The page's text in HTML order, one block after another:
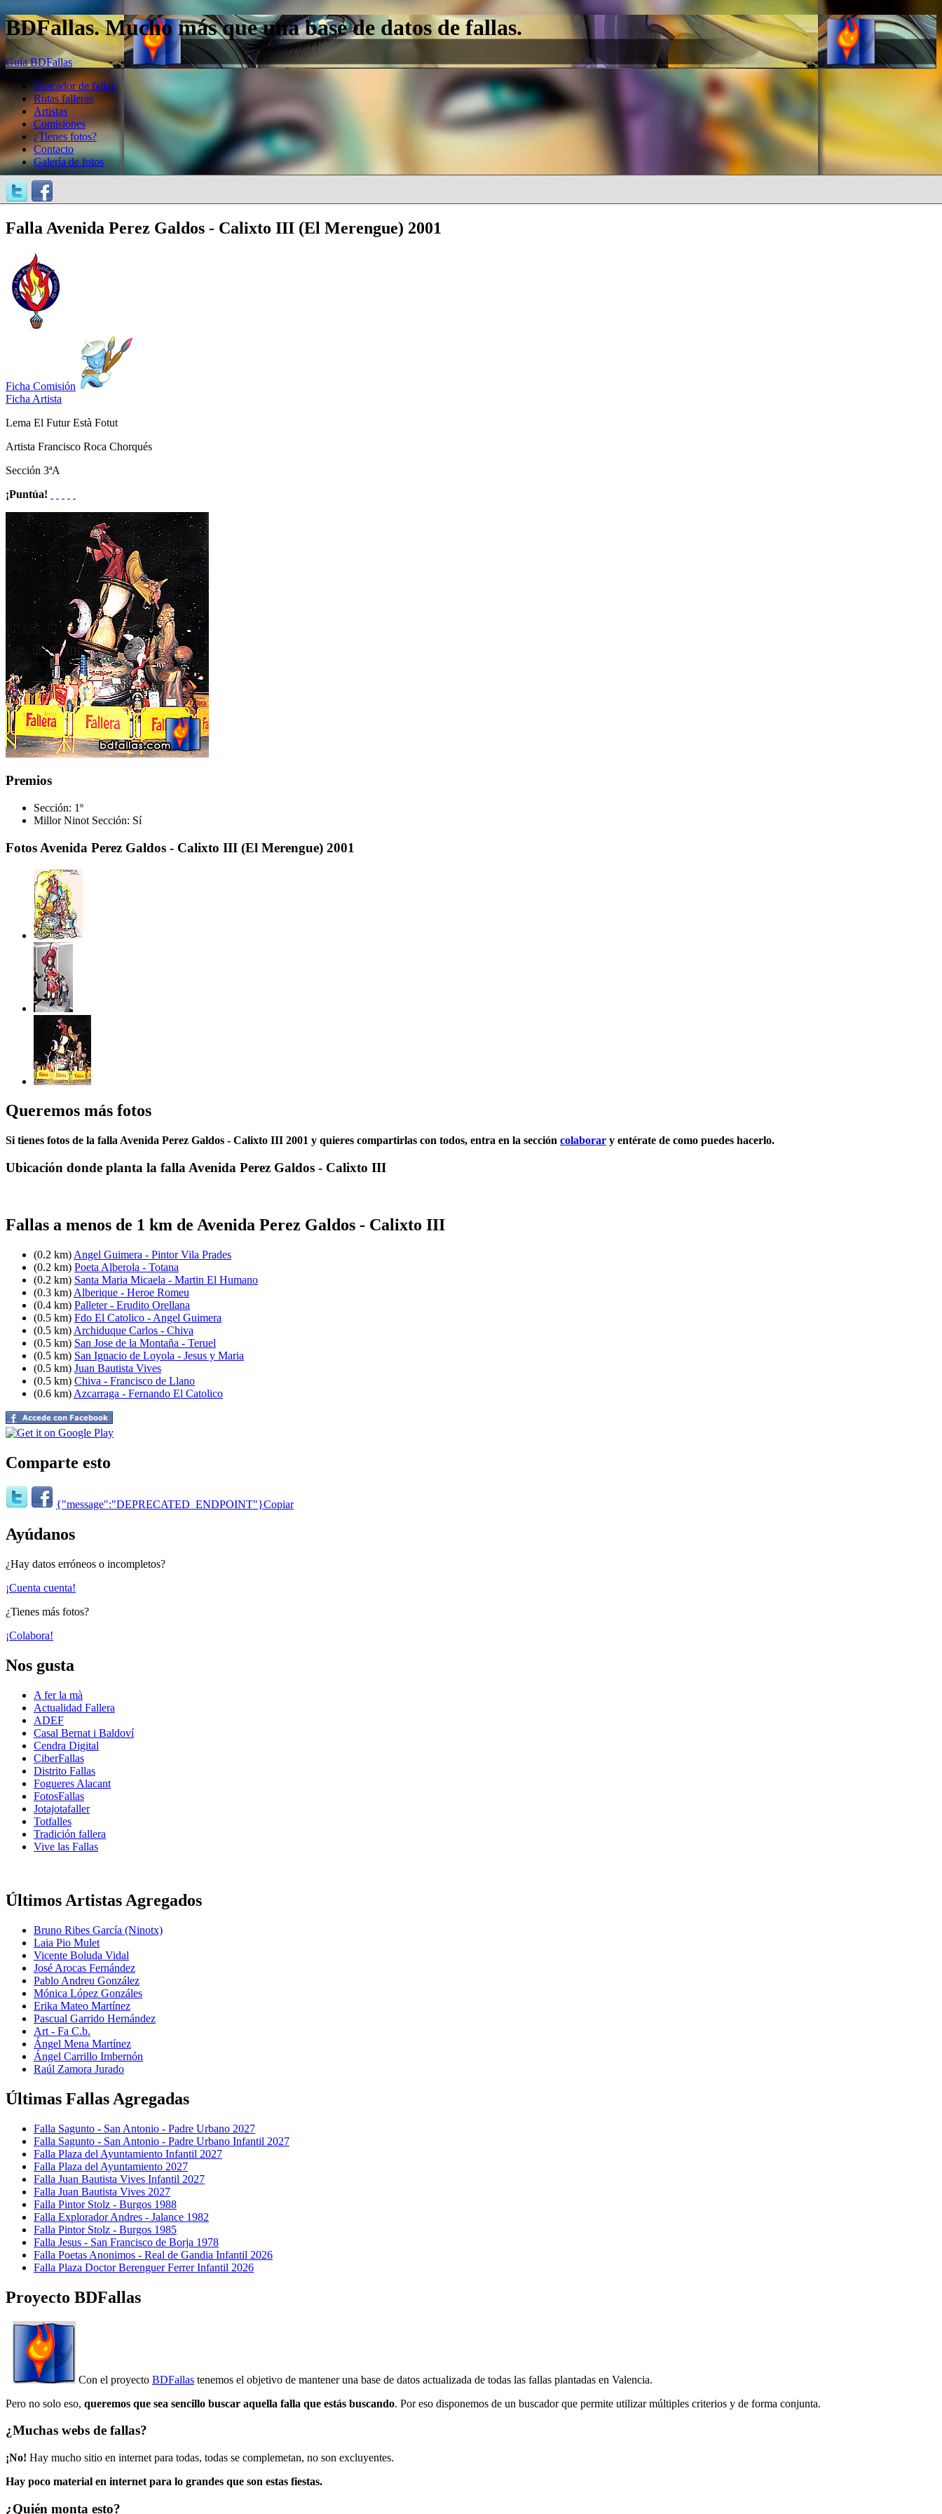
BDFallas. Mucho más que una base de datos de fallas.
Guía BDFallas
Buscador de fallas
Rutas falleras
Artistas
Comisiones
¿Tienes fotos?
Contacto
Galería de fotos
Falla Avenida Perez Galdos - Calixto III (El Merengue) 2001
Ficha Comisión
Ficha Artista
Lema El Futur Està Fotut
Artista Francisco Roca Chorqués
Sección 3ªA
¡Puntúa!
Premios
Sección: 1º
Millor Ninot Sección: Sí
Fotos Avenida Perez Galdos - Calixto III (El Merengue) 2001
Queremos más fotos
Si tienes fotos de la falla Avenida Perez Galdos - Calixto III 2001 y quieres compartirlas con todos, entra en la sección colaborar y entérate de como puedes hacerlo.
Ubicación donde planta la falla Avenida Perez Galdos - Calixto III
Fallas a menos de 1 km de Avenida Perez Galdos - Calixto III
(0.2 km) Angel Guimera - Pintor Vila Prades
(0.2 km) Poeta Alberola - Totana
(0.2 km) Santa Maria Micaela - Martin El Humano
(0.3 km) Alberique - Heroe Romeu
(0.4 km) Palleter - Erudito Orellana
(0.5 km) Fdo El Catolico - Angel Guimera
(0.5 km) Archiduque Carlos - Chiva
(0.5 km) San Jose de la Montaña - Teruel
(0.5 km) San Ignacio de Loyola - Jesus y Maria
(0.5 km) Juan Bautista Vives
(0.5 km) Chiva - Francisco de Llano
(0.6 km) Azcarraga - Fernando El Catolico
Comparte esto
{"message":"DEPRECATED_ENDPOINT"}Copiar
Ayúdanos
¿Hay datos erróneos o incompletos?
¡Cuenta cuenta!
¿Tienes más fotos?
¡Colabora!
Nos gusta
A fer la mà
Actualidad Fallera
ADEF
Casal Bernat i Baldoví
Cendra Digital
CiberFallas
Distrito Fallas
Fogueres Alacant
FotosFallas
Jotajotafaller
Totfalles
Tradición fallera
Vive las Fallas
Últimos Artistas Agregados
Bruno Ribes García (Ninotx)
Laia Pio Mulet
Vicente Boluda Vidal
José Arocas Fernández
Pablo Andreu González
Mónica López Gonzáles
Erika Mateo Martínez
Pascual Garrido Hernández
Art - Fa C.b.
Ángel Mena Martínez
Ángel Carrillo Imbernón
Raúl Zamora Jurado
Últimas Fallas Agregadas
Falla Sagunto - San Antonio - Padre Urbano 2027
Falla Sagunto - San Antonio - Padre Urbano Infantil 2027
Falla Plaza del Ayuntamiento Infantil 2027
Falla Plaza del Ayuntamiento 2027
Falla Juan Bautista Vives Infantil 2027
Falla Juan Bautista Vives 2027
Falla Pintor Stolz - Burgos 1988
Falla Explorador Andres - Jalance 1982
Falla Pintor Stolz - Burgos 1985
Falla Jesus - San Francisco de Borja 1978
Falla Poetas Anonimos - Real de Gandia Infantil 2026
Falla Plaza Doctor Berenguer Ferrer Infantil 2026
Proyecto BDFallas
Con el proyecto BDFallas tenemos el objetivo de mantener una base de datos actualizada de todas las fallas plantadas en Valencia.
Pero no solo eso, queremos que sea sencillo buscar aquella falla que estás buscando. Por eso disponemos de un buscador que permite utilizar múltiples criterios y de forma conjunta.
¿Muchas webs de fallas?
¡No! Hay mucho sitio en internet para todas, todas se complemetan, no son excluyentes.
Hay poco material en internet para lo grandes que son estas fiestas.
¿Quién monta esto?